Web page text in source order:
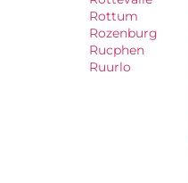
Rottum
Rozenburg
Rucphen
Ruurlo